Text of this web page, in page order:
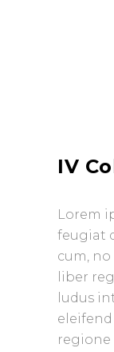
IV
Lorem
feugiat
cum,
liber
ludus
eleifend
regione